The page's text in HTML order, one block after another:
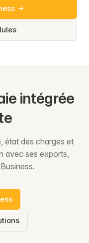
intégrée
état des charges et
avec ses exports,